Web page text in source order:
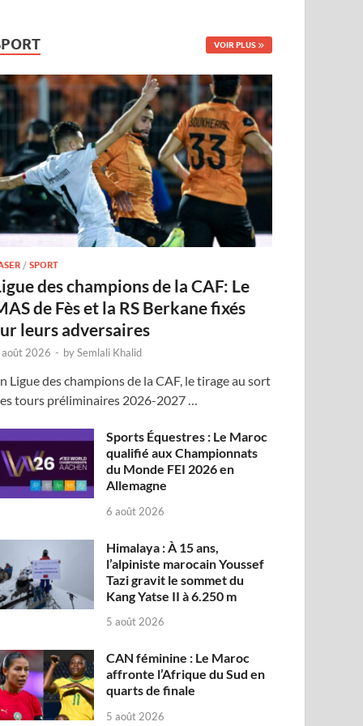
VOIR PLUS
/SPORT
des champions de la CAF: Le
de Fès et la RS Berkane fixés
leurs adversaires
2026 - bySemlali Khalid
Ligue des champions de la CAF, le tirage au sort
tours préliminaires 2026-2027 …
Sports Équestres : Le Maroc
qualifié aux Championnats
du Monde FEI 2026 en
Allemagne
6 août 2026
Himalaya : À 15 ans,
l’alpiniste marocain Youssef
Tazi gravit le sommet du
Kang Yatse II à 6.250 m
5 août 2026
CAN féminine : Le Maroc
affronte l’Afrique du Sud en
quarts de finale
5 août 2026